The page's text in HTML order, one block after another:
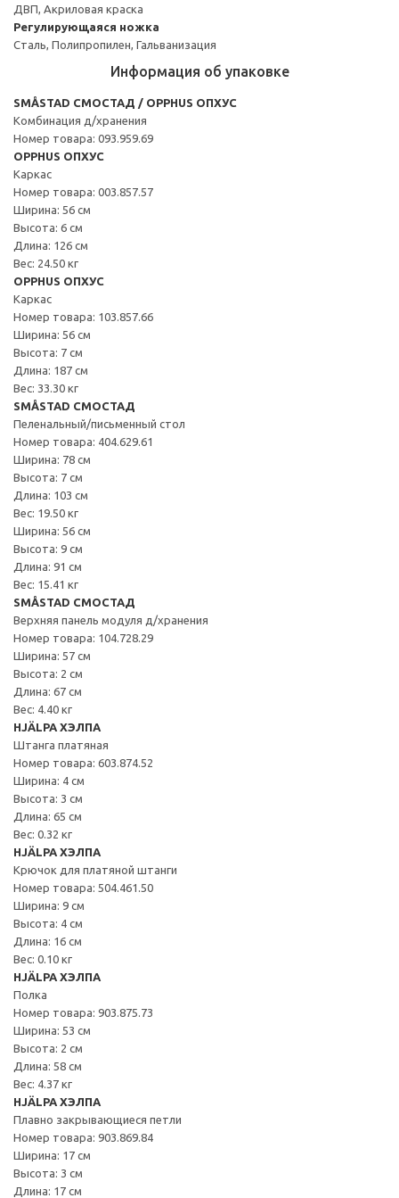
ДВП, Акриловая краска
Регулирующаяся ножка
Сталь, Полипропилен, Гальванизация
Информация об упаковке
SMÅSTAD СМОСТАД / OPPHUS ОПХУС
Комбинация д/хранения
Номер товара: 093.959.69
OPPHUS ОПХУС
Каркас
Номер товара: 003.857.57
Ширина: 56 см
Высота: 6 см
Длина: 126 см
Вес: 24.50 кг
OPPHUS ОПХУС
Каркас
Номер товара: 103.857.66
Ширина: 56 см
Высота: 7 см
Длина: 187 см
Вес: 33.30 кг
SMÅSTAD СМОСТАД
Пеленальный/письменный стол
Номер товара: 404.629.61
Ширина: 78 см
Высота: 7 см
Длина: 103 см
Вес: 19.50 кг
Ширина: 56 см
Высота: 9 см
Длина: 91 см
Вес: 15.41 кг
SMÅSTAD СМОСТАД
Верхняя панель модуля д/хранения
Номер товара: 104.728.29
Ширина: 57 см
Высота: 2 см
Длина: 67 см
Вес: 4.40 кг
HJÄLPA ХЭЛПА
Штанга платяная
Номер товара: 603.874.52
Ширина: 4 см
Высота: 3 см
Длина: 65 см
Вес: 0.32 кг
HJÄLPA ХЭЛПА
Крючок для платяной штанги
Номер товара: 504.461.50
Ширина: 9 см
Высота: 4 см
Длина: 16 см
Вес: 0.10 кг
HJÄLPA ХЭЛПА
Полка
Номер товара: 903.875.73
Ширина: 53 см
Высота: 2 см
Длина: 58 см
Вес: 4.37 кг
HJÄLPA ХЭЛПА
Плавно закрывающиеся петли
Номер товара: 903.869.84
Ширина: 17 см
Высота: 3 см
Длина: 17 см